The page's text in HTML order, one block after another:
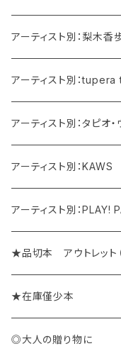
アーティスト別：梨木香
アーティスト別：
アーティスト別：タピオ・
アーティスト別：KAWS
アーティスト別：PLAY!
★品切本 アウトレット（
★在庫僅少本
◎大人の贈り物に